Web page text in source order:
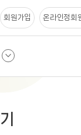
회원가입 온라인정회